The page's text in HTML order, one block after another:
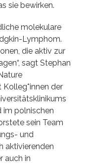
sie bewirken.
molekulare
Lymphom.
die aktiv zur
sagt Stephan
Kolleg*innen der
im polnischen
sein Team
und
aktivierenden
auch in